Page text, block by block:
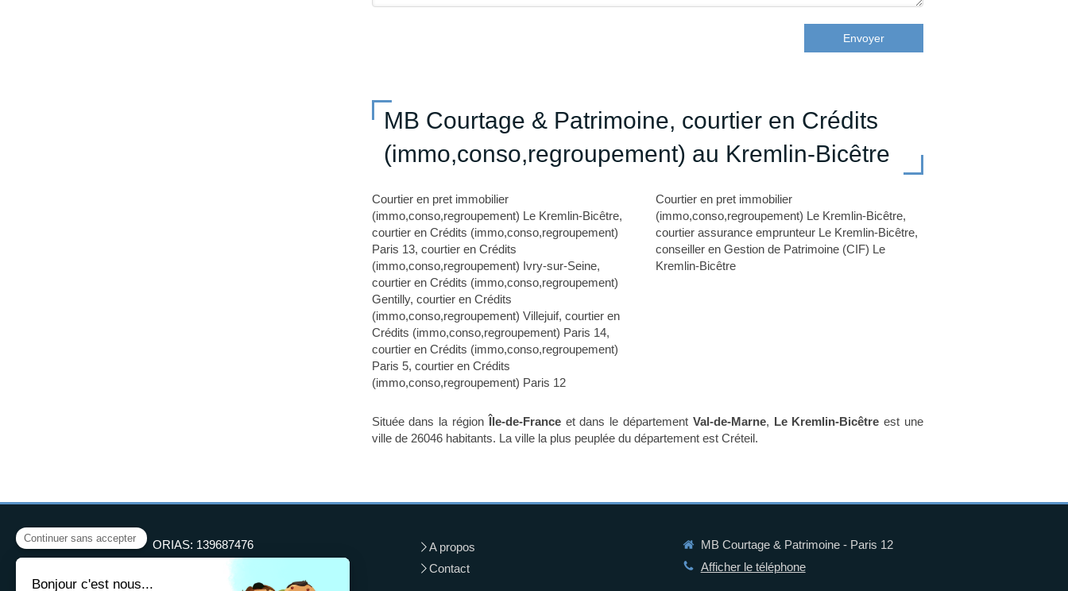
Envoyer
MB Courtage & Patrimoine, courtier en Crédits
(immo,conso,regroupement) au Kremlin-Bicêtre
Courtier en pret immobilier
(immo,conso,regroupement) Le Kremlin-Bicêtre,
courtier en Crédits (immo,conso,regroupement)
Paris 13, courtier en Crédits
(immo,conso,regroupement) Ivry-sur-Seine,
courtier en Crédits (immo,conso,regroupement)
Gentilly, courtier en Crédits
(immo,conso,regroupement) Villejuif, courtier en
Crédits (immo,conso,regroupement) Paris 14,
courtier en Crédits (immo,conso,regroupement)
Paris 5, courtier en Crédits
(immo,conso,regroupement) Paris 12
Courtier en pret immobilier
(immo,conso,regroupement) Le Kremlin-Bicêtre,
courtier assurance emprunteur Le Kremlin-Bicêtre,
conseiller en Gestion de Patrimoine (CIF) Le
Kremlin-Bicêtre
Située dans la région Île-de-Franceet dans le département Val-de-Marne, Le Kremlin-Bicêtre est une
ville de 26046 habitants. La ville la plus peuplée du département est Créteil.
ORIAS: 139687476
A propos
Contact
MB Courtage & Patrimoine - Paris 12
Afficher le téléphone